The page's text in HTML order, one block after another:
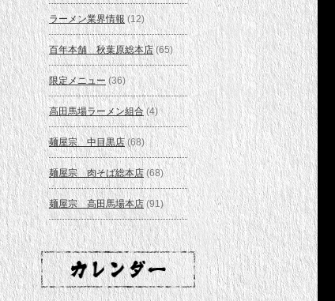
ラーメン業界情報(12)
百年本舗 秋葉原総本店(65)
限定メニュー(36)
高田馬場ラーメン組合(4)
麺屋宗 中目黒店(68)
麺屋宗 肉そば総本店(68)
麺屋宗 高田馬場本店(91)